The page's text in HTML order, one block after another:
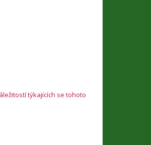
týkajících se tohoto